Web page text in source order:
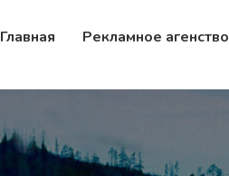
Главная Рекламное агенство